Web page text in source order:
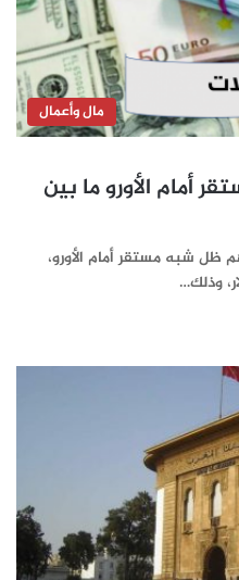
مال وأعمال
أمام الأورو ما بين
ظل شبه مستقر أمام الأورو،